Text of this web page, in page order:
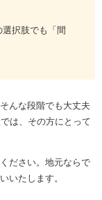
択肢でも「間
んな段階でも大丈夫
は、その方にとって
ださい。地元ならで
いたします。